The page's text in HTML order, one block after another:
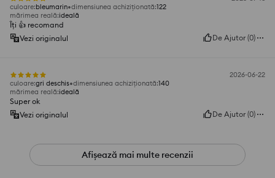
culoare:bleumarin dimensiunea achiziționată:122
mărimea reală:ideală
Îți 👍️ recomand
Vezi originalul
De Ajutor (0)
2026-06-22
culoare:gri deschis dimensiunea achiziționată:140
mărimea reală:ideală
Super ok
Vezi originalul
De Ajutor (0)
Afișează mai multe recenzii